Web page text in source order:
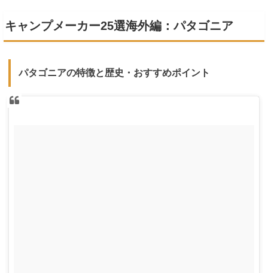
キャンプメーカー25選海外編：パタゴニア
パタゴニアの特徴と歴史・おすすめポイント